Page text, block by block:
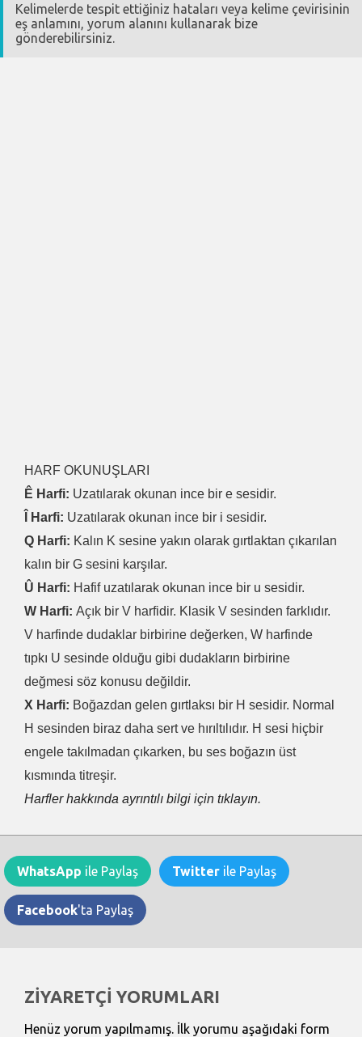
Kelimelerde tespit ettiğiniz hataları veya kelime çevirisinin
eş anlamını, yorum alanını kullanarak bize
gönderebilirsiniz.
HARF OKUNUŞLARI
Ê Harfi: Uzatılarak okunan ince bir e sesidir.
Î Harfi: Uzatılarak okunan ince bir i sesidir.
Q Harfi: Kalın K sesine yakın olarak gırtlaktan çıkarılan
kalın bir G sesini karşılar.
Û Harfi: Hafif uzatılarak okunan ince bir u sesidir.
W Harfi: Açık bir V harfidir. Klasik V sesinden farklıdır.
V harfinde dudaklar birbirine değerken, W harfinde
tıpkı U sesinde olduğu gibi dudakların birbirine
değmesi söz konusu değildir.
X Harfi: Boğazdan gelen gırtlaksı bir H sesidir. Normal
H sesinden biraz daha sert ve hırıltılıdır. H sesi hiçbir
engele takılmadan çıkarken, bu ses boğazın üst
kısmında titreşir.
Harfler hakkında ayrıntılı bilgi için tıklayın.
WhatsApp ile Paylaş Twitter ile Paylaş
Facebook'ta Paylaş
ZİYARETÇİ YORUMLARI
Henüz yorum yapılmamış. İlk yorumu aşağıdaki form